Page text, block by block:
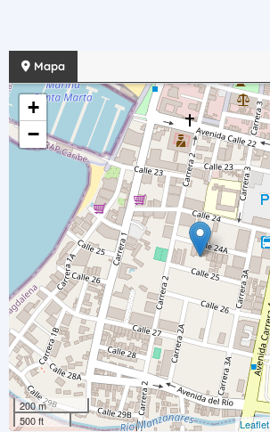
Mapa
+
−
200 m
500 ft
Leaflet